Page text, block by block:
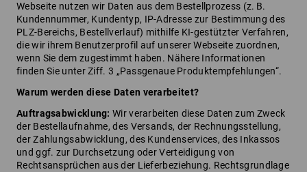
Webseite nutzen wir Daten aus dem Bestellprozess (z. B.
Kundennummer, Kundentyp, IP-Adresse zur Bestimmung des
PLZ-Bereichs, Bestellverlauf) mithilfe KI-gestützter Verfahren,
die wir ihrem Benutzerprofil auf unserer Webseite zuordnen,
wenn Sie dem zugestimmt haben. Nähere Informationen
finden Sie unter Ziff. 3 „Passgenaue Produktempfehlungen“.
Warum werden diese Daten verarbeitet?
Auftragsabwicklung: Wir verarbeiten diese Daten zum Zweck
der Bestellaufnahme, des Versands, der Rechnungsstellung,
der Zahlungsabwicklung, des Kundenservices, des Inkassos
und ggf. zur Durchsetzung oder Verteidigung von
Rechtsansprüchen aus der Lieferbeziehung. Rechtsgrundlage